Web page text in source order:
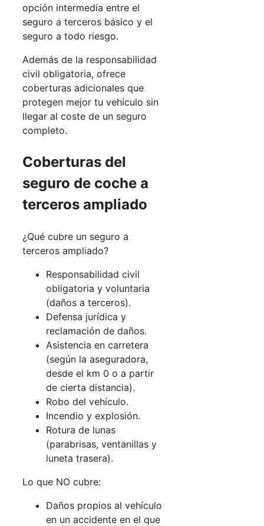
opción intermedia entre el
seguro a terceros básico y el
seguro a todo riesgo.
Además de la responsabilidad
civil obligatoria, ofrece
coberturas adicionales que
protegen mejor tu vehículo sin
llegar al coste de un seguro
completo.
Coberturas del
seguro de coche a
terceros ampliado
¿Qué cubre un seguro a
terceros ampliado?
Responsabilidad civil
obligatoria y voluntaria
(daños a terceros).
Defensa jurídica y
reclamación de daños.
Asistencia en carretera
(según la aseguradora,
desde el km 0 o a partir
de cierta distancia).
Robo del vehículo.
Incendio y explosión.
Rotura de lunas
(parabrisas, ventanillas y
luneta trasera).
Lo que NO cubre:
Daños propios al vehículo
en un accidente en el que